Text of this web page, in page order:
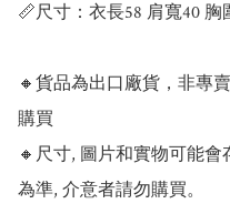
📏尺寸：衣長58 肩寬40 胸
🔸貨品為出口廠貨，非專
購買
🔸尺寸, 圖片和實物可能
為準, 介意者請勿購買。